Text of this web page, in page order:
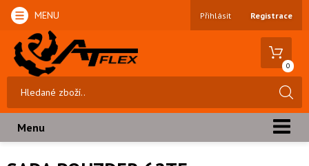
MENU Přihlásit Registrace
0
Menu